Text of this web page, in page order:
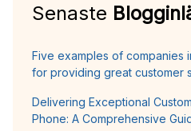
Senaste
Five examples of companies
for providing great customer
Delivering Exceptional
Phone: A Comprehensive